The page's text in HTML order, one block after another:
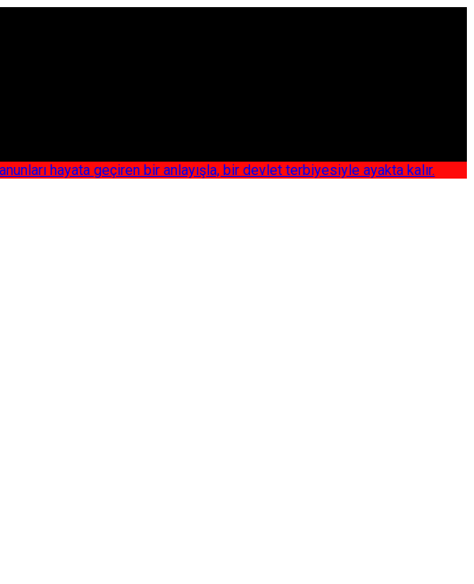
hayata geçiren bir anlayışla, bir devlet terbiyesiyle ayakta kalır.